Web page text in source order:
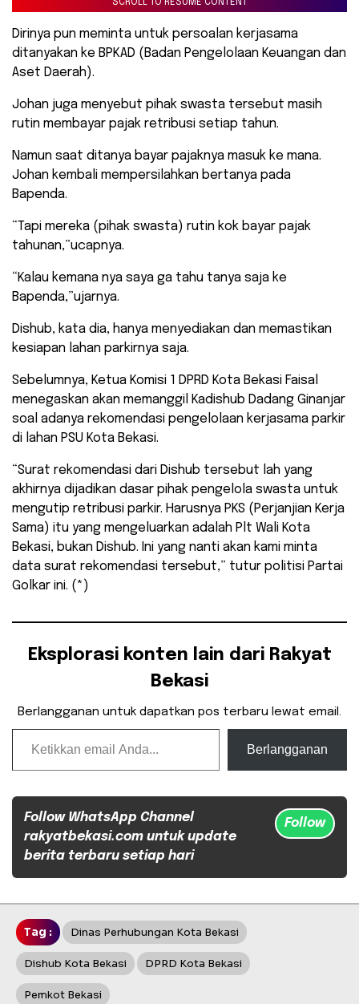
SCROLL TO RESUME CONTENT
Dirinya pun meminta untuk persoalan kerjasama
ditanyakan ke BPKAD (Badan Pengelolaan Keuangan dan
Aset Daerah).
Johan juga menyebut pihak swasta tersebut masih
rutin membayar pajak retribusi setiap tahun.
Namun saat ditanya bayar pajaknya masuk ke mana.
Johan kembali mempersilahkan bertanya pada
Bapenda.
“Tapi mereka (pihak swasta) rutin kok bayar pajak
tahunan,”ucapnya.
“Kalau kemana nya saya ga tahu tanya saja ke
Bapenda,”ujarnya.
Dishub, kata dia, hanya menyediakan dan memastikan
kesiapan lahan parkirnya saja.
Sebelumnya, Ketua Komisi 1 DPRD Kota Bekasi Faisal
menegaskan akan memanggil Kadishub Dadang Ginanjar
soal adanya rekomendasi pengelolaan kerjasama parkir
di lahan PSU Kota Bekasi.
“Surat rekomendasi dari Dishub tersebut lah yang
akhirnya dijadikan dasar pihak pengelola swasta untuk
mengutip retribusi parkir. Harusnya PKS (Perjanjian Kerja
Sama) itu yang mengeluarkan adalah Plt Wali Kota
Bekasi, bukan Dishub. Ini yang nanti akan kami minta
data surat rekomendasi tersebut,” tutur politisi Partai
Golkar ini. (*)
Eksplorasi konten lain dari Rakyat
Bekasi
Berlangganan untuk dapatkan pos terbaru lewat email.
Ketikkan email Anda...
Berlangganan
Follow WhatsApp Channel
rakyatbekasi.com untuk update
berita terbaru setiap hari
Follow
Tag : Dinas Perhubungan Kota Bekasi
Dishub Kota Bekasi DPRD Kota Bekasi
Pemkot Bekasi